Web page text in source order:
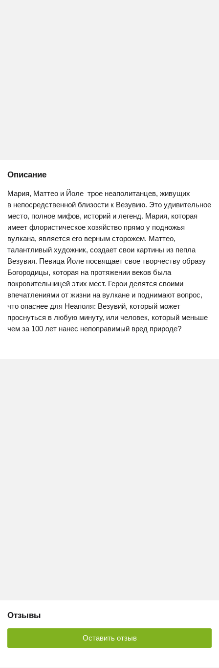
Описание
Мария, Маттео и Йоле  трое неаполитанцев, живущих
в непосредственной близости к Везувию. Это удивительное
место, полное мифов, историй и легенд. Мария, которая
имеет флористическое хозяйство прямо у подножья
вулкана, является его верным сторожем. Маттео,
талантливый художник, создает свои картины из пепла
Везувия. Певица Йоле посвящает свое творчеству образу
Богородицы, которая на протяжении веков была
покровительницей этих мест. Герои делятся своими
впечатлениями от жизни на вулкане и поднимают вопрос,
что опаснее для Неаполя: Везувий, который может
проснуться в любую минуту, или человек, который меньше
чем за 100 лет нанес непоправимый вред природе?
Отзывы
Оставить отзыв